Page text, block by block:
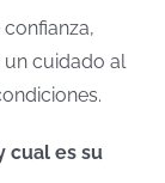
cuidado al
cual es su